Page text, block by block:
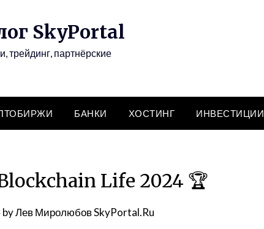
SkyPortal
трейдинг, партнёрские
БАНКИ ХОСТИНГ ИНВЕСТИЦИИ
Life 2024 🏆
byЛев Миролюбов SkyPortal.Ru